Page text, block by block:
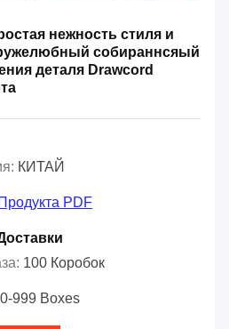
нежность стиля и
собираннсяый
деталя Drawcord
КИТАЙ
PDF
100 Коробок
999 Boxes